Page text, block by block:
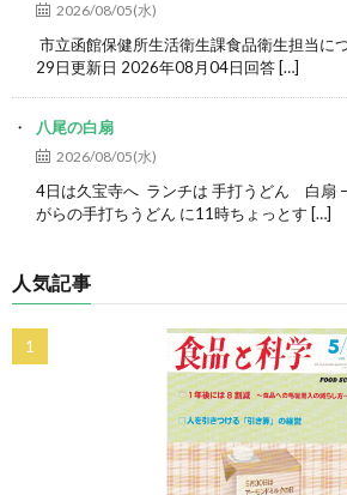
2026/08/05(水)
市立函館保健所生活衛生課食品衛生担当に
29日更新日 2026年08月04日回答 […]
八尾の白扇
2026/08/05(水)
4日は久宝寺へ ランチは 手打うどん 白扇
がらの手打ちうどん に11時ちょっとす […]
人気記事